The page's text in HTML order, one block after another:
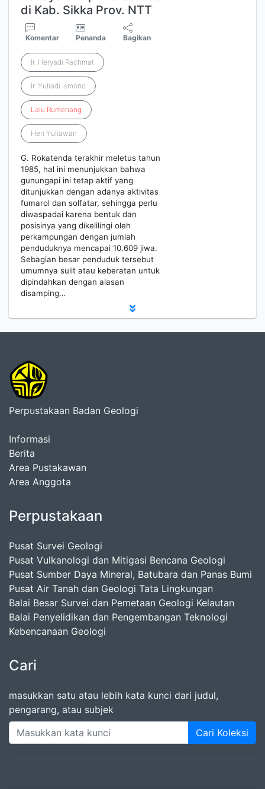
di Kab. Sikka Prov. NTT
Komentar Penanda Bagikan
Ir. Heryadi Rachmat
Ir. Yuliadi Ismono
Lalu Rumenang
Heri Yuliawan
G. Rokatenda terakhir meletus tahun
1985, hal ini menunjukkan bahwa
gunungapi ini tetap aktif yang
ditunjukkan dengan adanya aktivitas
fumarol dan solfatar, sehingga perlu
diwaspadai karena bentuk dan
posisinya yang dikelilingi oleh
perkampungan dengan jumlah
penduduknya mencapai 10.609 jiwa.
Sebagian besar penduduk tersebut
umumnya sulit atau keberatan untuk
dipindahkan dengan alasan
disamping…
Perpustakaan Badan Geologi
Informasi
Berita
Area Pustakawan
Area Anggota
Perpustakaan
Pusat Survei Geologi
Pusat Vulkanologi dan Mitigasi Bencana Geologi
Pusat Sumber Daya Mineral, Batubara dan Panas Bumi
Pusat Air Tanah dan Geologi Tata Lingkungan
Balai Besar Survei dan Pemetaan Geologi Kelautan
Balai Penyelidikan dan Pengembangan Teknologi
Kebencanaan Geologi
Cari
masukkan satu atau lebih kata kunci dari judul,
pengarang, atau subjek
Cari Koleksi